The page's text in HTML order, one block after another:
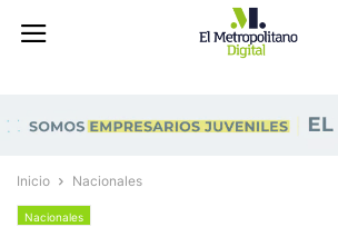
Inicio Nacionales
Nacionales